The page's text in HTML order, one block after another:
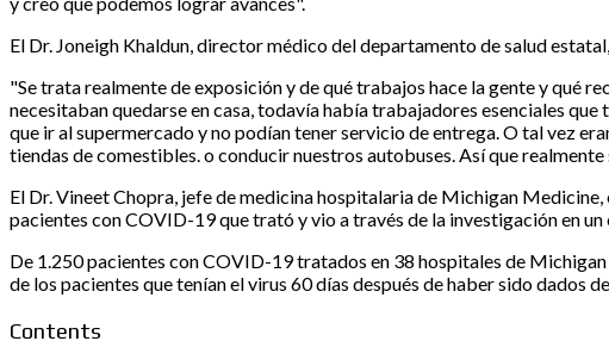
El Dr. Joneigh Khaldun, director médico del departamento de salud
"Se trata realmente de exposición y de qué trabajos hace la gente y qué
necesitaban quedarse en casa, todavía había trabajadores esenciales
que ir al supermercado y no podían tener servicio de entrega. O tal vez
tiendas de comestibles. o conducir nuestros autobuses. Así que
El Dr. Vineet Chopra, jefe de medicina hospitalaria de Michigan
pacientes con COVID-19 que trató y vio a través de la investigación en
De 1.250 pacientes con COVID-19 tratados en 38 hospitales de
de los pacientes que tenían el virus 60 días después de haber sido dados
Contents